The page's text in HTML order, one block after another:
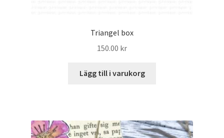
Triangel box
150.00 kr
Lägg till i varukorg